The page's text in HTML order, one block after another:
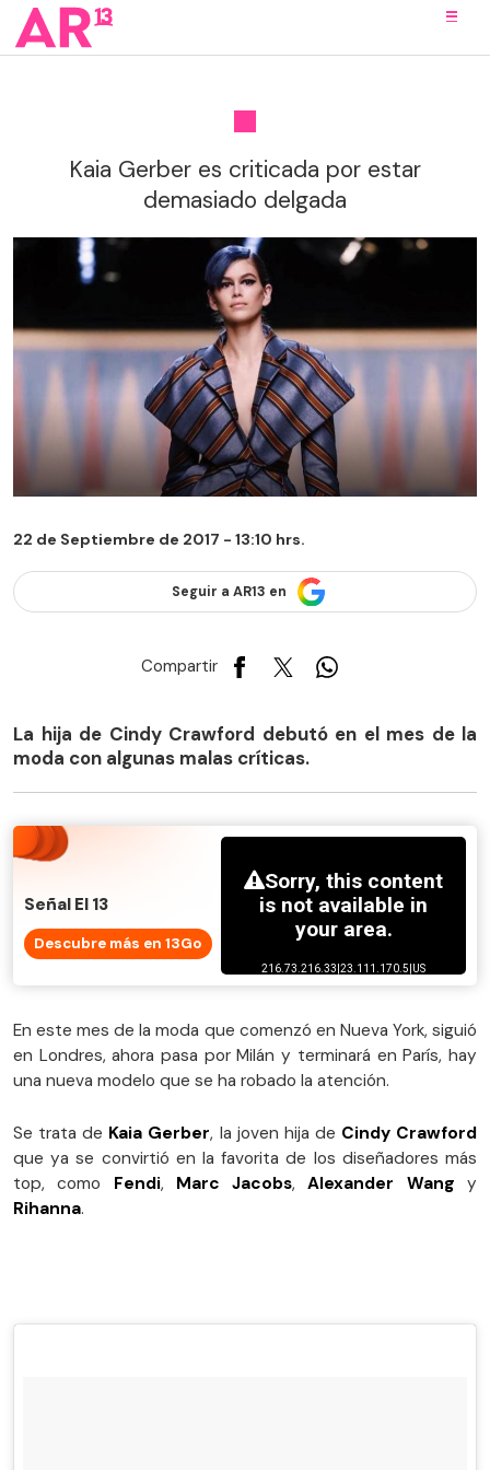
Kaia Gerber es criticada por estar
demasiado delgada
22 de Septiembre de 2017 - 13:10 hrs.
Seguir a AR13 en
Compartir
La hija de Cindy Crawford debutó en el mes de la
moda con algunas malas críticas.
Señal El 13
Descubre más en 13Go
En este mes de la moda que comenzó en Nueva York, siguió
en Londres, ahora pasa por Milán y terminará en París, hay
una nueva modelo que se ha robado la atención.
Se trata de Kaia Gerber, la joven hija de Cindy Crawford
que ya se convirtió en la favorita de los diseñadores más
top, como Fendi, Marc Jacobs,Alexander Wang y
Rihanna.